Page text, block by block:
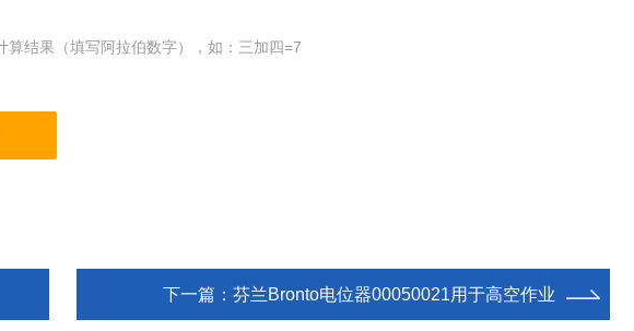
算结果（填写阿拉伯数字），如：三加四=7
下一篇： 芬兰Bronto电位器00050021用于高空作业